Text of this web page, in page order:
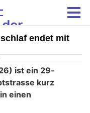
endet mit
ist ein 29-
kurz
einen